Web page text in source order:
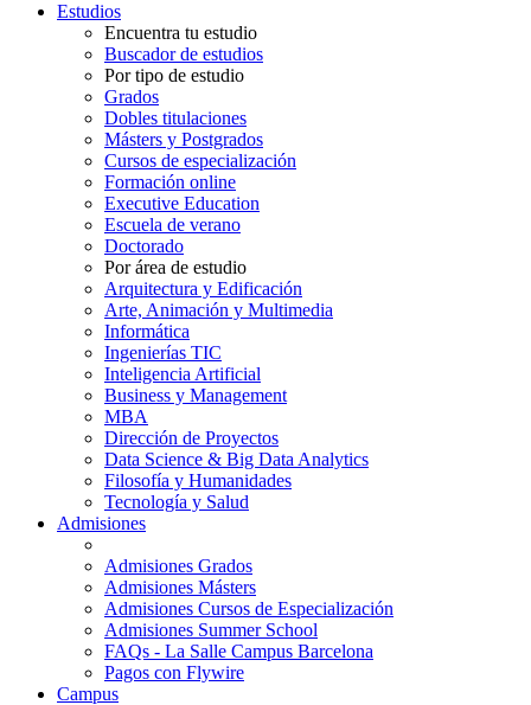
Estudios
Encuentra tu estudio
Buscador de estudios
Por tipo de estudio
Grados
Dobles titulaciones
Másters y Postgrados
Cursos de especialización
Formación online
Executive Education
Escuela de verano
Doctorado
Por área de estudio
Arquitectura y Edificación
Arte, Animación y Multimedia
Informática
Ingenierías TIC
Inteligencia Artificial
Business y Management
MBA
Dirección de Proyectos
Data Science & Big Data Analytics
Filosofía y Humanidades
Tecnología y Salud
Admisiones
Admisiones Grados
Admisiones Másters
Admisiones Cursos de Especialización
Admisiones Summer School
FAQs - La Salle Campus Barcelona
Pagos con Flywire
Campus